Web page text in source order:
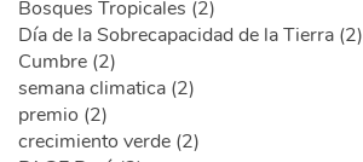
Bosques Tropicales (2)
Día de la Sobrecapacidad de la Tierra (2)
Cumbre (2)
semana climatica (2)
premio (2)
crecimiento verde (2)